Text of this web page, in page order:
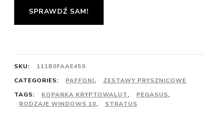
SPRAWDŹ SAM!
SKU:
111B0FAAE459
CATEGORIES:
PAFFONI,
ZESTAWY PRYSZNICOWE
TAGS:
KOPARKA KRYPTOWALUT, PEGASUS,
RODZAJE WINDOWS 10, STRATUS